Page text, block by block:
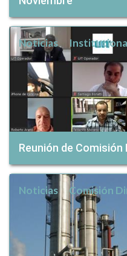
Noticias
Reunión de
Noticias Comisión